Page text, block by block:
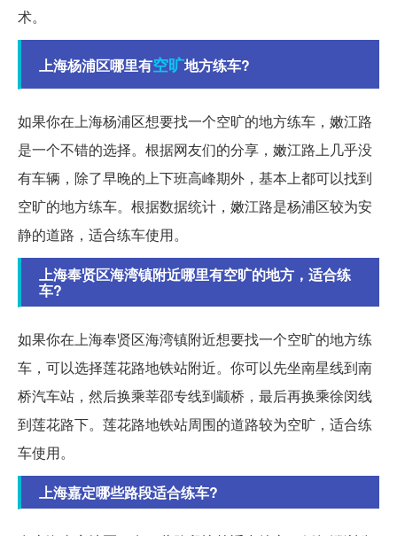
术。
上海杨浦区哪里有空旷地方练车?
如果你在上海杨浦区想要找一个空旷的地方练车，嫩江路
是一个不错的选择。根据网友们的分享，嫩江路上几乎没
有车辆，除了早晚的上下班高峰期外，基本上都可以找到
空旷的地方练车。根据数据统计，嫩江路是杨浦区较为安
静的道路，适合练车使用。
上海奉贤区海湾镇附近哪里有空旷的地方，适合练
车?
如果你在上海奉贤区海湾镇附近想要找一个空旷的地方练
车，可以选择莲花路地铁站附近。你可以先坐南星线到南
桥汽车站，然后换乘莘邵专线到颛桥，最后再换乘徐闵线
到莲花路下。莲花路地铁站周围的道路较为空旷，适合练
车使用。
上海嘉定哪些路段适合练车?